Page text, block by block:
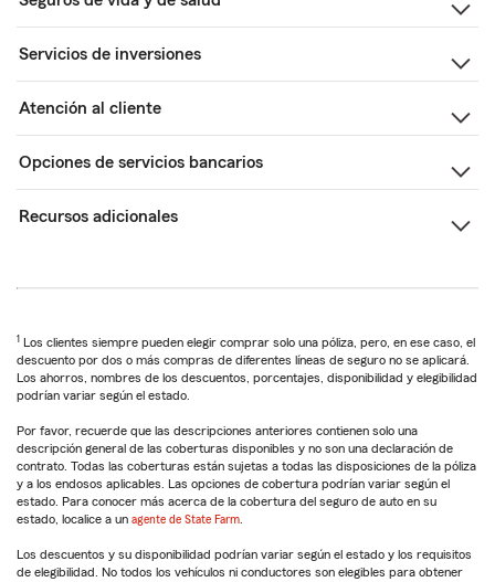
Servicios de inversiones
Atención al cliente
Opciones de servicios bancarios
Recursos adicionales
1 Los clientes siempre pueden elegir comprar solo una póliza, pero, en ese caso, el
descuento por dos o más compras de diferentes líneas de seguro no se aplicará.
Los ahorros, nombres de los descuentos, porcentajes, disponibilidad y elegibilidad
podrían variar según el estado.
Por favor, recuerde que las descripciones anteriores contienen solo una
descripción general de las coberturas disponibles y no son una declaración de
contrato. Todas las coberturas están sujetas a todas las disposiciones de la póliza
y a los endosos aplicables. Las opciones de cobertura podrían variar según el
estado. Para conocer más acerca de la cobertura del seguro de auto en su
estado, localice a un agente de State Farm
Los descuentos y su disponibilidad podrían variar según el estado y los requisitos
de elegibilidad. No todos los vehículos ni conductores son elegibles para obtener